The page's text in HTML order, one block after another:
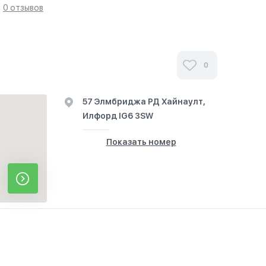
0 отзывов
0
57 Элмбриджа РД Хайнаулт,
Илфорд IG6 3SW
Показать номер